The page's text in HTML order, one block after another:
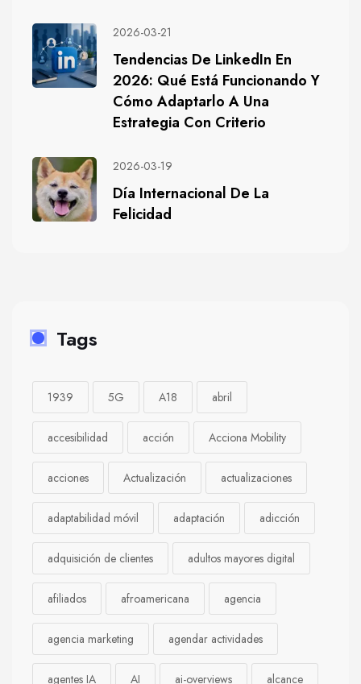
2026-03-21
Tendencias De LinkedIn En
2026: Qué Está Funcionando Y
Cómo Adaptarlo A Una
Estrategia Con Criterio
2026-03-19
Día Internacional De La
Felicidad
Tags
1939 5G A18 abril
accesibilidad acción Acciona Mobility
acciones Actualización actualizaciones
adaptabilidad móvil adaptación adicción
adquisición de clientes adultos mayores digital
afiliados afroamericana agencia
agencia marketing agendar actividades
agentes IA AI ai-overviews alcance